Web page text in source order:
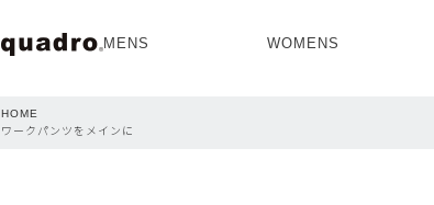
MENS WOMENS
HOME
ワークパンツをメインに